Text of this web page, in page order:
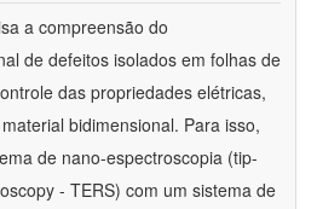
a compreensão do
de defeitos isolados em folhas de
das propriedades elétricas,
bidimensional. Para isso,
de nano-espectroscopia (tip-
- TERS) com um sistema de